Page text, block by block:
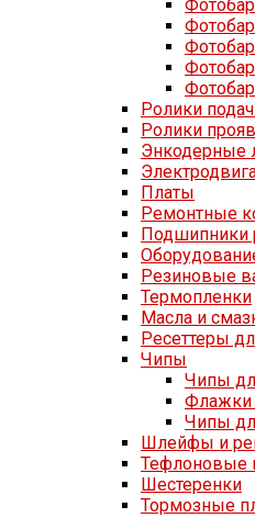
Ролики
Ролики
Энкодерные
Платы
Ремонтные
Подшипники
Резиновые
Термопленки
Масла и
Ресеттеры
Чипы
Чипы
Флажки
Чипы
Шлейфы и
Тефлоновые
Шестеренки
Тормозные